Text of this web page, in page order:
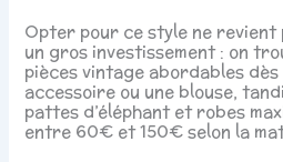
Opter pour ce style ne revient
un gros investissement : on
pièces vintage abordables
accessoire ou une blouse,
pattes d’éléphant et robes
entre 60€ et 150€ selon la